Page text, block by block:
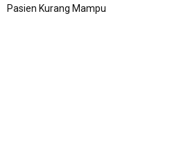
Pasien Kurang Mampu